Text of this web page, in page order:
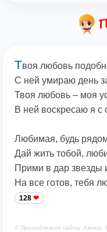
Твоя любовь
С ней умираю день
Твоя любовь – моя
В ней воскресаю я с
Любимая, будь
Дай жить тобой,
Прими в дар звезды
На все готов, тебя
128
© Принадлежит сайту. Автор: